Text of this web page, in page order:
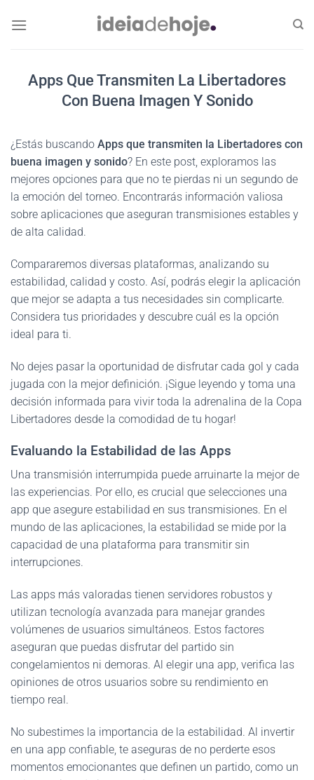
Apps Que Transmiten La Libertadores
Con Buena Imagen Y Sonido
¿Estás buscando Apps que transmiten la Libertadores con
buena imagen y sonido? En este post, exploramos las
mejores opciones para que no te pierdas ni un segundo de
la emoción del torneo. Encontrarás información valiosa
sobre aplicaciones que aseguran transmisiones estables y
de alta calidad.
Compararemos diversas plataformas, analizando su
estabilidad, calidad y costo. Así, podrás elegir la aplicación
que mejor se adapta a tus necesidades sin complicarte.
Considera tus prioridades y descubre cuál es la opción
ideal para ti.
No dejes pasar la oportunidad de disfrutar cada gol y cada
jugada con la mejor definición. ¡Sigue leyendo y toma una
decisión informada para vivir toda la adrenalina de la Copa
Libertadores desde la comodidad de tu hogar!
Evaluando la Estabilidad de las Apps
Una transmisión interrumpida puede arruinarte la mejor de
las experiencias. Por ello, es crucial que selecciones una
app que asegure estabilidad en sus transmisiones. En el
mundo de las aplicaciones, la estabilidad se mide por la
capacidad de una plataforma para transmitir sin
interrupciones.
Las apps más valoradas tienen servidores robustos y
utilizan tecnología avanzada para manejar grandes
volúmenes de usuarios simultáneos. Estos factores
aseguran que puedas disfrutar del partido sin
congelamientos ni demoras. Al elegir una app, verifica las
opiniones de otros usuarios sobre su rendimiento en
tiempo real.
No subestimes la importancia de la estabilidad. Al invertir
en una app confiable, te aseguras de no perderte esos
momentos emocionantes que definen un partido, como un